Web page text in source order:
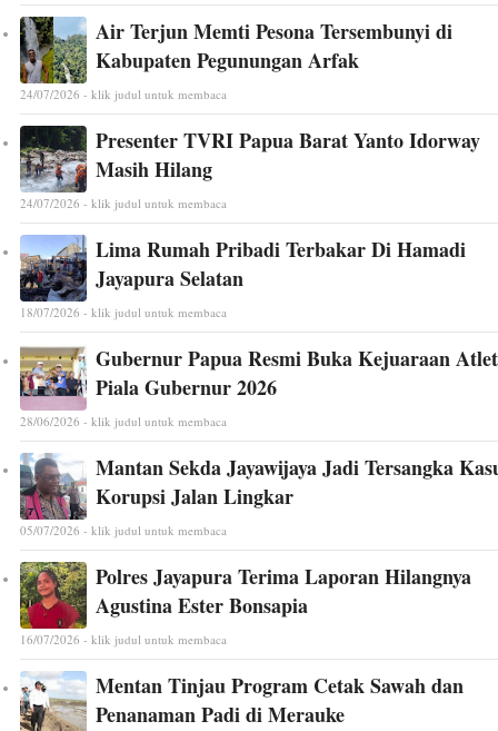
Air Terjun Memti Pesona Tersembunyi di
Kabupaten Pegunungan Arfak
24/07/2026 - klik judul untuk membaca
Presenter TVRI Papua Barat Yanto Idorway
Masih Hilang
24/07/2026 - klik judul untuk membaca
Lima Rumah Pribadi Terbakar Di Hamadi
Jayapura Selatan
18/07/2026 - klik judul untuk membaca
Gubernur Papua Resmi Buka Kejuaraan
Piala Gubernur 2026
28/06/2026 - klik judul untuk membaca
Mantan Sekda Jayawijaya Jadi Tersangka
Korupsi Jalan Lingkar
05/07/2026 - klik judul untuk membaca
Polres Jayapura Terima Laporan Hilangnya
Agustina Ester Bonsapia
16/07/2026 - klik judul untuk membaca
Mentan Tinjau Program Cetak Sawah dan
Penanaman Padi di Merauke